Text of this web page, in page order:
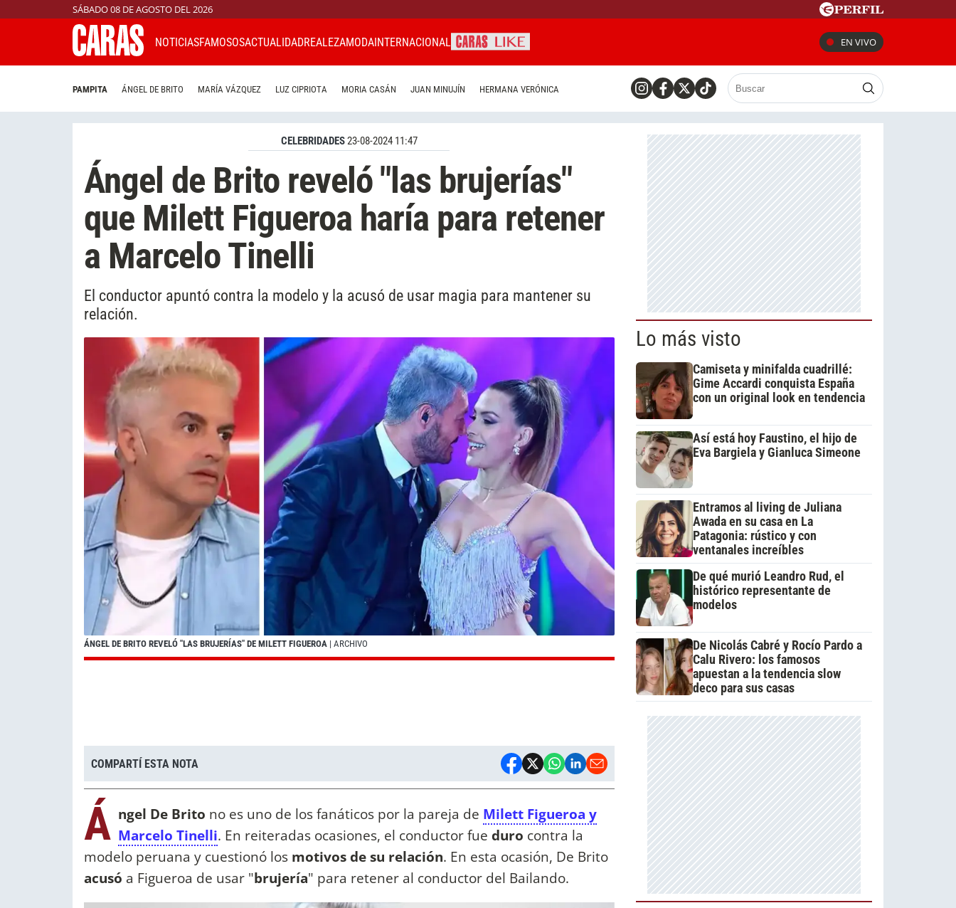
SÁBADO 08 DE AGOSTO DEL 2026
NOTICIASFAMOSOSACTUALIDADREALEZAMODAINTERNACIONAL EN VIVO
PAMPITA ÁNGEL DE BRITO MARÍA VÁZQUEZ LUZ CIPRIOTA MORIA CASÁN JUAN MINUJÍN HERMANA VERÓNICA
CELEBRIDADES23-08-2024 11:47
Ángel de Brito reveló "las brujerías"
que Milett Figueroa haría para retener
a Marcelo Tinelli
El conductor apuntó contra la modelo y la acusó de usar magia para mantener su
relación.
ÁNGEL DE BRITO REVELÓ "LAS BRUJERÍAS" DE MILETT FIGUEROA | ARCHIVO
COMPARTÍ ESTA NOTA
Á ngel De Brito no es uno de los fanáticos por la pareja de Milett Figueroa y
Marcelo Tinelli. En reiteradas ocasiones, el conductor fue duro contra la
modelo peruana y cuestionó los motivos de su relación. En esta ocasión, De Brito
acusó a Figueroa de usar "brujería" para retener al conductor del Bailando.
Lo más visto
Camiseta y minifalda cuadrillé:
Gime Accardi conquista España
con un original look en tendencia
Así está hoy Faustino, el hijo de
Eva Bargiela y Gianluca Simeone
Entramos al living de Juliana
Awada en su casa en La
Patagonia: rústico y con
ventanales increíbles
De qué murió Leandro Rud, el
histórico representante de
modelos
De Nicolás Cabré y Rocío Pardo a
Calu Rivero: los famosos
apuestan a la tendencia slow
deco para sus casas